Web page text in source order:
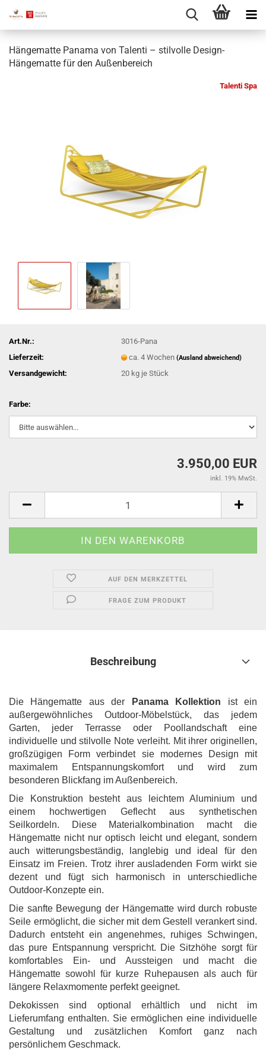
Hängematte Panama von Talenti – stilvolle Design-
Hängematte für den Außenbereich
Talenti Spa
Art.Nr.:
3016-Pana
Lieferzeit:
ca. 4 Wochen(Ausland abweichend)
Versandgewicht: 20 kg je Stück
Farbe:
3.950,00 EUR
inkl. 19% MwSt.
AUF DEN MERKZETTEL
FRAGE ZUM PRODUKT
Beschreibung
Die Hängematte aus der Panama Kollektion ist ein
außergewöhnliches Outdoor-Möbelstück, das jedem
Garten, jeder Terrasse oder Poollandschaft eine
individuelle und stilvolle Note verleiht. Mit ihrer originellen,
großzügigen Form verbindet sie modernes Design mit
maximalem Entspannungskomfort und wird zum
besonderen Blickfang im Außenbereich.
Die Konstruktion besteht aus leichtem Aluminium und
einem hochwertigen Geflecht aus synthetischen
Seilkordeln. Diese Materialkombination macht die
Hängematte nicht nur optisch leicht und elegant, sondern
auch witterungsbeständig, langlebig und ideal für den
Einsatz im Freien. Trotz ihrer ausladenden Form wirkt sie
dezent und fügt sich harmonisch in unterschiedliche
Outdoor-Konzepte ein.
Die sanfte Bewegung der Hängematte wird durch robuste
Seile ermöglicht, die sicher mit dem Gestell verankert sind.
Dadurch entsteht ein angenehmes, ruhiges Schwingen,
das pure Entspannung verspricht. Die Sitzhöhe sorgt für
komfortables Ein- und Aussteigen und macht die
Hängematte sowohl für kurze Ruhepausen als auch für
längere Relaxmomente perfekt geeignet.
Dekokissen sind optional erhältlich und nicht im
Lieferumfang enthalten. Sie ermöglichen eine individuelle
Gestaltung und zusätzlichen Komfort ganz nach
persönlichem Geschmack.